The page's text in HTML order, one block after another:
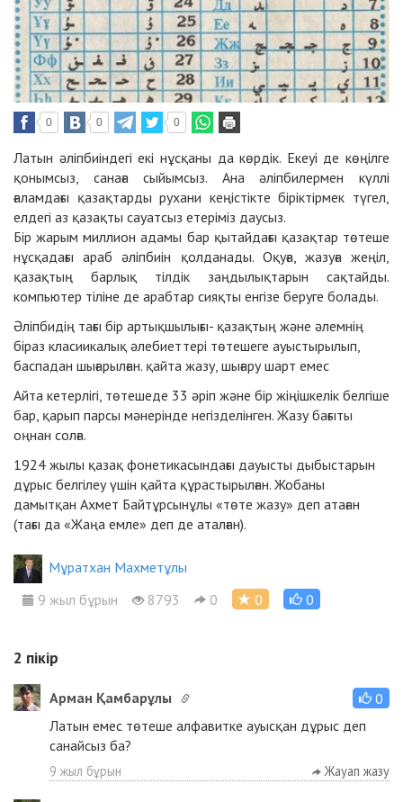
0 0 0
Латын әліпбиіндегі екі нұсқаны да көрдік. Екеуі де көңілге
қонымсыз, санаға сыйымсыз. Ана әліпбилермен күллі
ғаламдағы қазақтарды рухани кеңістікте біріктірмек түгел,
елдегі аз қазақты сауатсыз етеріміз даусыз.
Бір жарым миллион адамы бар қытайдағы қазақтар төтеше
нұсқадағы араб әліпбиін қолданады. Оқуға, жазуға жеңіл,
қазақтың барлық тілдік заңдылықтарын сақтайды.
компьютер тіліне де арабтар сияқты енгізе беруге болады.
Әліпбидің тағы бір артықшылығы- қазақтың және әлемнің
біраз класиикалық әлебиеттері төтешеге ауыстырылып,
баспадан шығарылған. қайта жазу, шығару шарт емес
Айта кетерлігі, төтешеде 33 әріп және бір жіңішкелік белгіше
бар, қарып парсы мәнерінде негізделінген. Жазу бағыты
оңнан солға.
1924 жылы қазақ фонетикасындағы дауысты дыбыстарын
дұрыс белгілеу үшін қайта құрастырылған. Жобаны
дамытқан Ахмет Байтұрсынұлы «төте жазу» деп атаған
(тағы да «Жаңа емле» деп де аталған).
Мұратхан Махметұлы
9 жыл бұрын
8793 0 0 0
2 пікір
Арман Қамбарұлы
0
Латын емес төтеше алфавитке ауысқан дұрыс деп
санайсыз ба?
9 жыл бұрын Жауап жазу